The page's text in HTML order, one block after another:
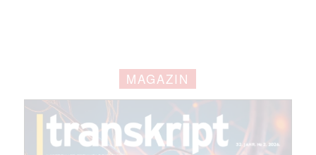
MAGAZIN